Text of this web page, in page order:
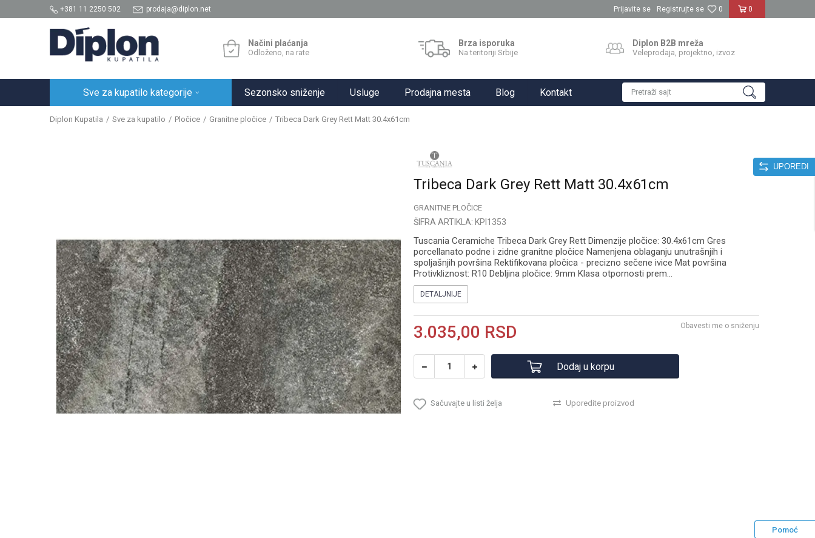
+381 11 2250 502 prodaja@diplon.net 0
0
Prijavite se Registrujte se
Načini plaćanja
Odloženo, na rate
Brza isporuka
Na teritoriji Srbije
Diplon B2B mreža
Veleprodaja, projektno, izvoz
Sve za kupatilo kategorije Sezonsko sniženje Usluge Prodajna mesta Blog Kontakt Pretraži sajt
UPOREDI
Diplon Kupatila Sve za kupatilo Pločice Granitne pločice Tribeca Dark Grey Rett Matt 30.4x61cm
Tribeca Dark Grey Rett Matt 30.4x61cm
GRANITNE PLOČICE
ŠIFRA ARTIKLA: KPI1353
Tuscania Ceramiche Tribeca Dark Grey Rett Dimenzije pločice: 30.4x61cm Gres
porcellanato podne i zidne granitne pločice Namenjena oblaganju unutrašnjih i
spoljašnjih površina Rektifikovana pločica - precizno sečene ivice Mat površina
Protivkliznost: R10 Debljina pločice: 9mm Klasa otpornosti prem...
DETALJNIJE
3.035,00 RSD Obavesti me o sniženju
Dodaj u korpu
Sačuvajte u listi želja Uporedite proizvod
Pomoć